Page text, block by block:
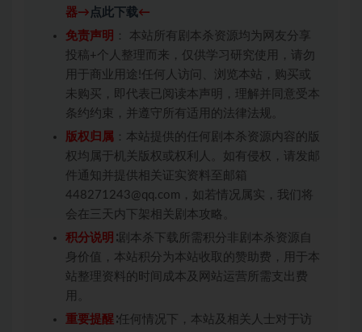
器→ 点此下载←
免责声明 ： 本站所有剧本杀资源均为网友分享
投稿+个人整理而来，仅供学习研究使用，请勿
用于商业用途!任何人访问、浏览本站，购买或
未购买，即代表已阅读本声明，理解并同意受本
条约约束，并遵守所有适用的法律法规。
版权归属 ：本站提供的任何剧本杀资源内容的版
权均属于机关版权或权利人。如有侵权，请发邮
件通知并提供相关证实资料至邮箱
448271243@qq.com，如若情况属实，我们将
会在三天内下架相关剧本攻略。
积分说明 ∶剧本杀下载所需积分非剧本杀资源自
身价值，本站积分为本站收取的赞助费，用于本
站整理资料的时间成本及网站运营所需支出费
用。
重要提醒 ∶任何情况下，本站及相关人士对于访